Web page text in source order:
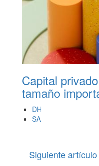
Capital
tamaño
DH
SA
Siguiente artículo